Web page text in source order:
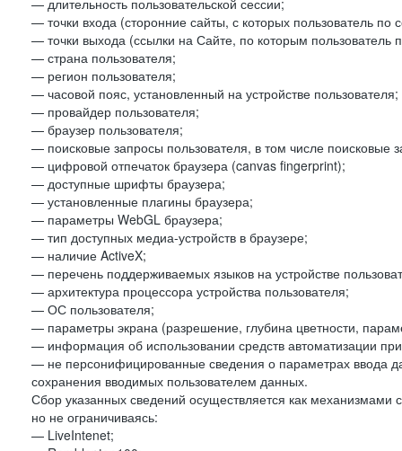
— длительность пользовательской сессии;
— точки входа (сторонние сайты, с которых пользователь по
— точки выхода (ссылки на Сайте, по которым пользователь
— страна пользователя;
— регион пользователя;
— часовой пояс, установленный на устройстве пользователя;
— провайдер пользователя;
— браузер пользователя;
— поисковые запросы пользователя, в том числе поисковые
— цифровой отпечаток браузера (canvas fingerprint);
— доступные шрифты браузера;
— установленные плагины браузера;
— параметры WebGL браузера;
— тип доступных медиа-устройств в браузере;
— наличие ActiveX;
— перечень поддерживаемых языков на устройстве
— архитектура процессора устройства пользователя;
— ОС пользователя;
— параметры экрана (разрешение, глубина цветности,
— информация об использовании средств автоматизации
— не персонифицированные сведения о параметрах ввода
сохранения вводимых пользователем данных.
Сбор указанных сведений осуществляется как
но не ограничиваясь:
— LiveIntenet;